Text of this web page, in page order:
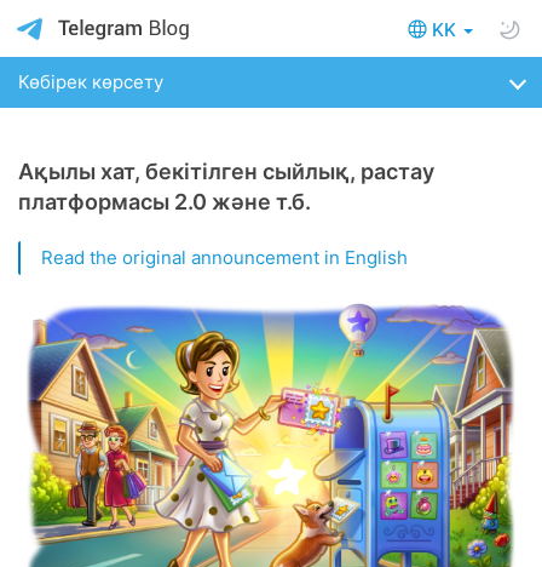
KK
Көбірек көрсету
Ақылы хат, бекітілген сыйлық, растау
платформасы 2.0 және т.б.
Read the original announcement in English